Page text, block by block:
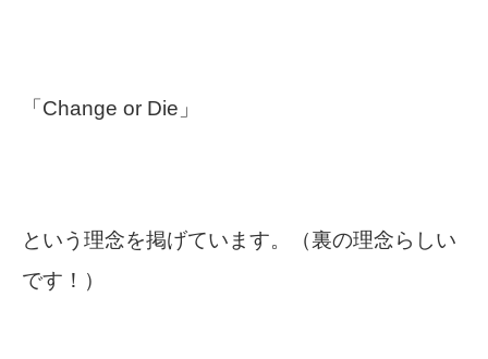
「Change or Die」
という理念を掲げています。（裏の理念らしい
です！）